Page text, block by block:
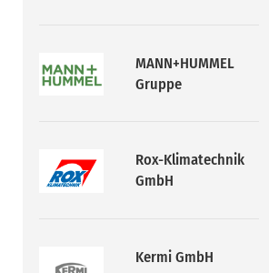
MANN+HUMMEL
Gruppe
Rox-Klimatechnik
GmbH
Kermi GmbH